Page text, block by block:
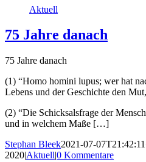
Aktuell
75 Jahre danach
75 Jahre danach
(1) “Homo homini lupus; wer hat
Lebens und der Geschichte den
(2) “Die Schicksalsfrage der
und in welchem Maße […]
Stephan Bleek2021-07-
2020|Aktuell|0 Kommentare